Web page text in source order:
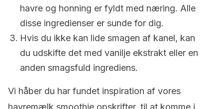
havre og honning er fyldt med næring. Alle
disse ingredienser er sunde for dig.
Hvis du ikke kan lide smagen af kanel, kan
du udskifte det med vanilje ekstrakt eller en
anden smagsfuld ingrediens.
Vi håber du har fundet inspiration af vores
havremælk smoothie opskrifter, til at komme i